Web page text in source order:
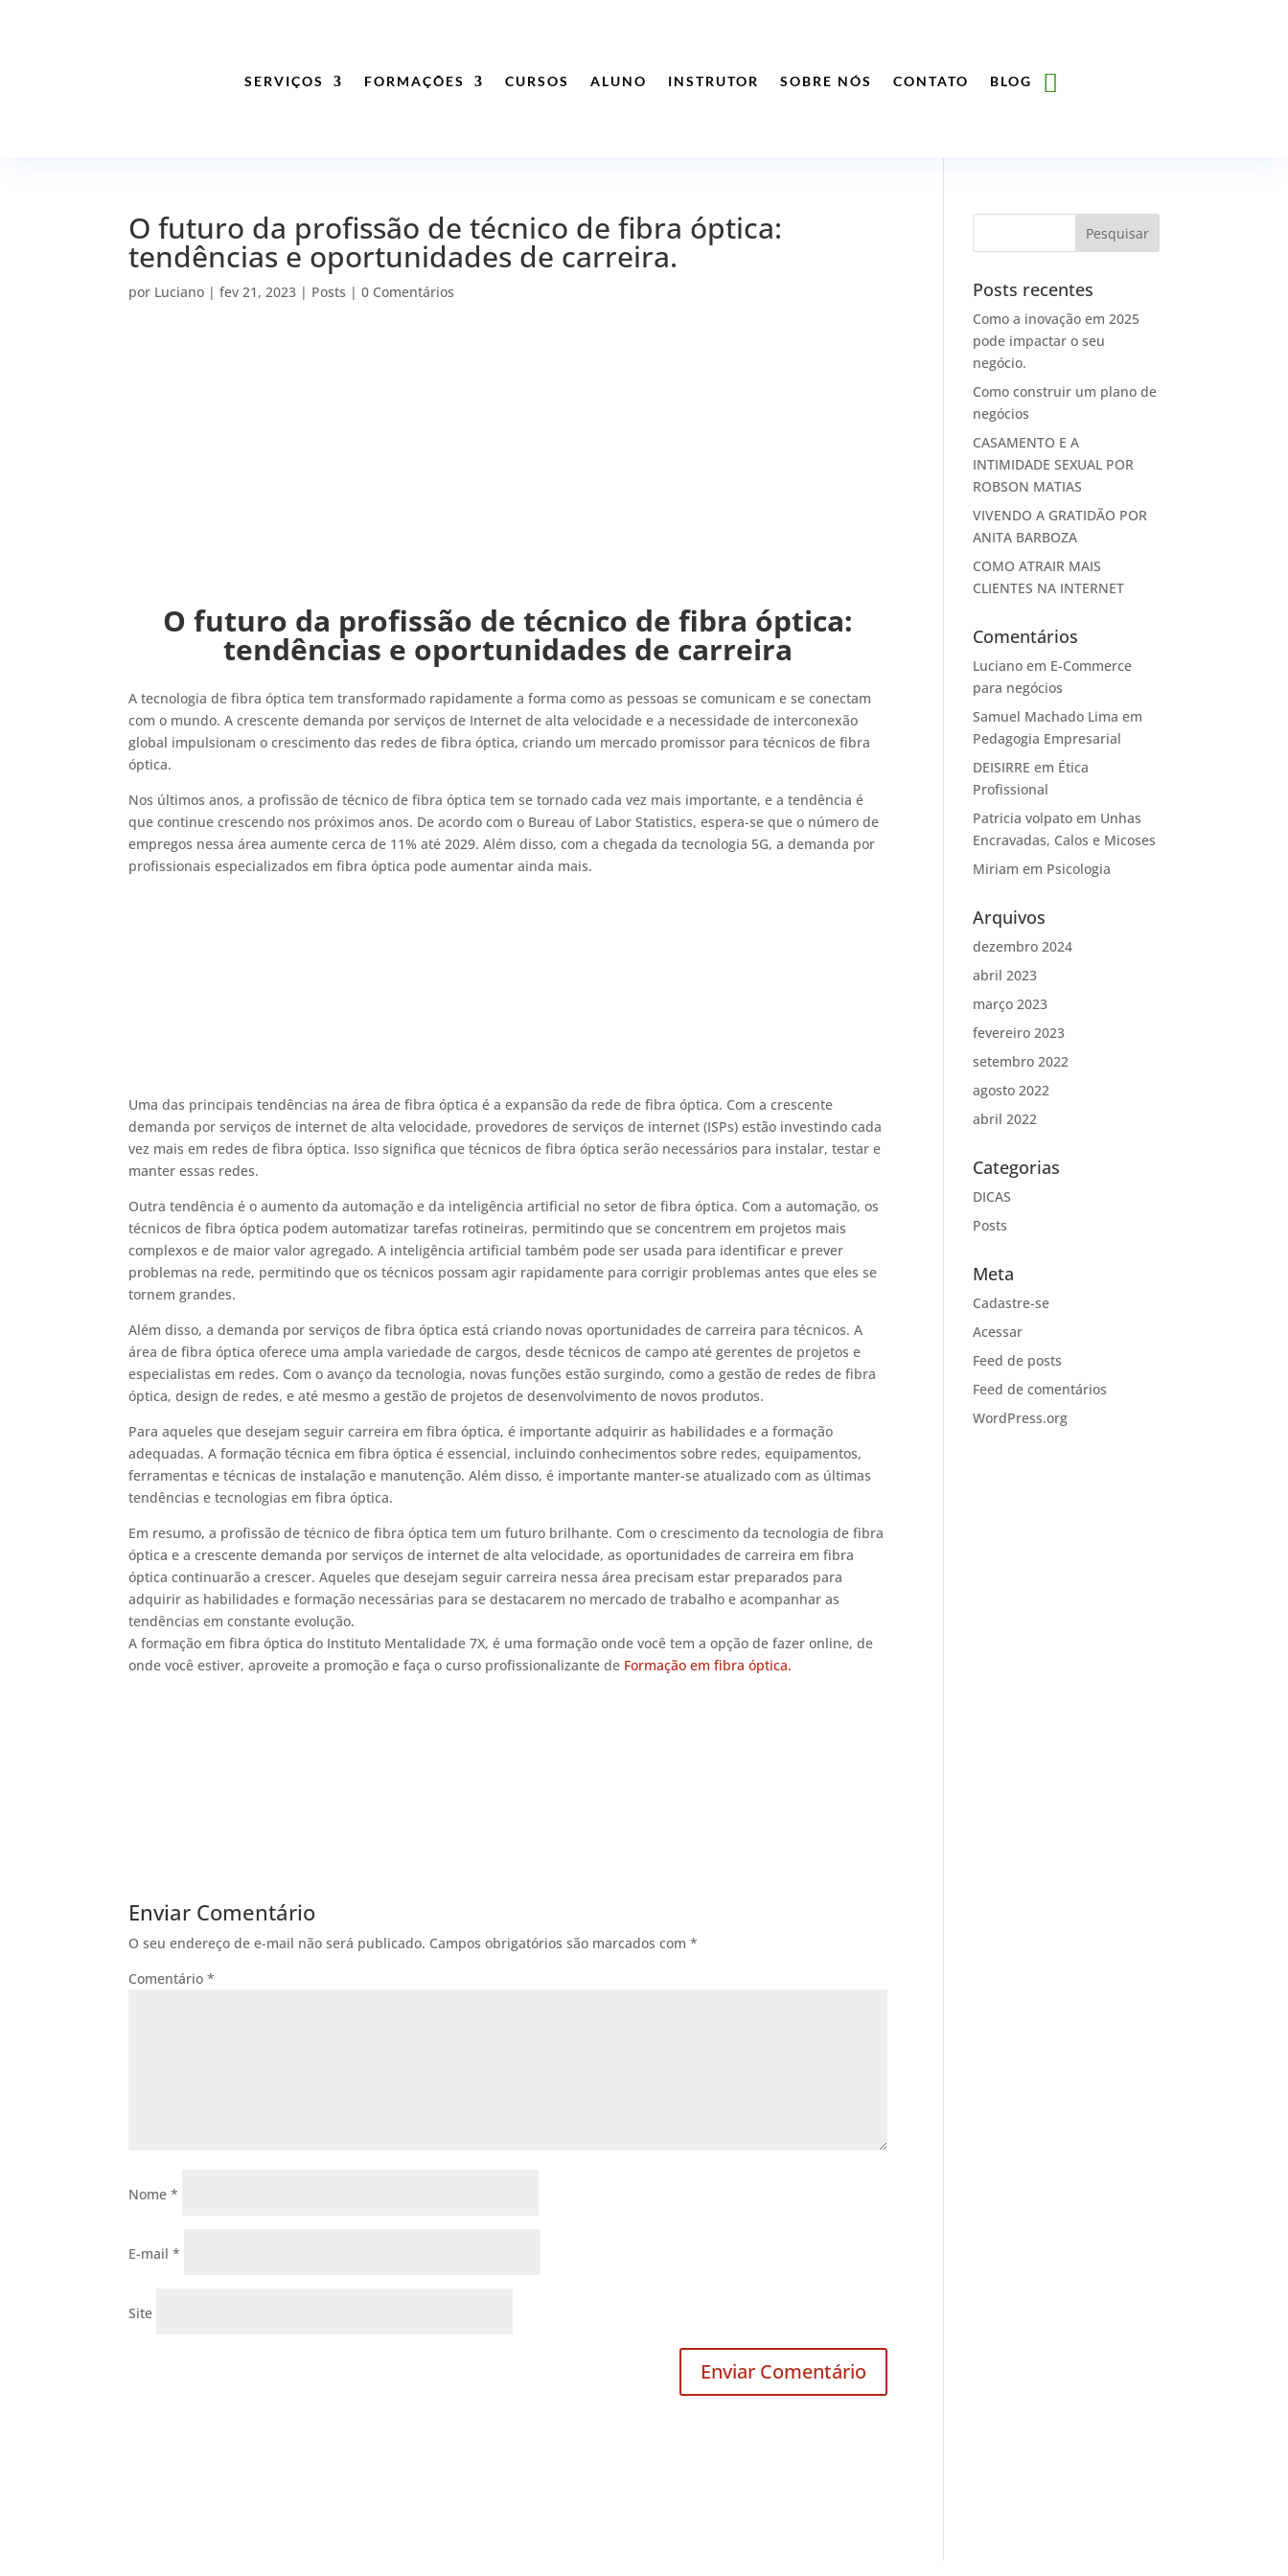
SERVIÇOS FORMAÇÕES CURSOS ALUNO INSTRUTOR SOBRE NÓS CONTATO BLOG
O futuro da profissão de técnico de fibra óptica:
tendências e oportunidades de carreira.
por Luciano |fev 21, 2023 | Posts |0 Comentários
O futuro da profissão de técnico de fibra óptica:
tendências e oportunidades de carreira
A tecnologia de fibra óptica tem transformado rapidamente a forma como as pessoas se comunicam e se conectam
com o mundo. A crescente demanda por serviços de Internet de alta velocidade e a necessidade de interconexão
global impulsionam o crescimento das redes de fibra óptica, criando um mercado promissor para técnicos de fibra
óptica.
Nos últimos anos, a profissão de técnico de fibra óptica tem se tornado cada vez mais importante, e a tendência é
que continue crescendo nos próximos anos. De acordo com o Bureau of Labor Statistics, espera-se que o número de
empregos nessa área aumente cerca de 11% até 2029. Além disso, com a chegada da tecnologia 5G, a demanda por
profissionais especializados em fibra óptica pode aumentar ainda mais.
Uma das principais tendências na área de fibra óptica é a expansão da rede de fibra óptica. Com a crescente
demanda por serviços de internet de alta velocidade, provedores de serviços de internet (ISPs) estão investindo cada
vez mais em redes de fibra óptica. Isso significa que técnicos de fibra óptica serão necessários para instalar, testar e
manter essas redes.
Outra tendência é o aumento da automação e da inteligência artificial no setor de fibra óptica. Com a automação, os
técnicos de fibra óptica podem automatizar tarefas rotineiras, permitindo que se concentrem em projetos mais
complexos e de maior valor agregado. A inteligência artificial também pode ser usada para identificar e prever
problemas na rede, permitindo que os técnicos possam agir rapidamente para corrigir problemas antes que eles se
tornem grandes.
Além disso, a demanda por serviços de fibra óptica está criando novas oportunidades de carreira para técnicos. A
área de fibra óptica oferece uma ampla variedade de cargos, desde técnicos de campo até gerentes de projetos e
especialistas em redes. Com o avanço da tecnologia, novas funções estão surgindo, como a gestão de redes de fibra
óptica, design de redes, e até mesmo a gestão de projetos de desenvolvimento de novos produtos.
Para aqueles que desejam seguir carreira em fibra óptica, é importante adquirir as habilidades e a formação
adequadas. A formação técnica em fibra óptica é essencial, incluindo conhecimentos sobre redes, equipamentos,
ferramentas e técnicas de instalação e manutenção. Além disso, é importante manter-se atualizado com as últimas
tendências e tecnologias em fibra óptica.
Em resumo, a profissão de técnico de fibra óptica tem um futuro brilhante. Com o crescimento da tecnologia de fibra
óptica e a crescente demanda por serviços de internet de alta velocidade, as oportunidades de carreira em fibra
óptica continuarão a crescer. Aqueles que desejam seguir carreira nessa área precisam estar preparados para
adquirir as habilidades e formação necessárias para se destacarem no mercado de trabalho e acompanhar as
tendências em constante evolução.
A formação em fibra óptica do Instituto Mentalidade 7X, é uma formação onde você tem a opção de fazer online, de
onde você estiver, aproveite a promoção e faça o curso profissionalizante de Formação em fibra óptica.
Enviar Comentário
O seu endereço de e-mail não será publicado. Campos obrigatórios são marcados com*
Comentário*
Nome*
E-mail*
Site
Posts recentes
Como a inovação em 2025
pode impactar o seu
negócio.
Como construir um plano de
negócios
CASAMENTO E A
INTIMIDADE SEXUAL POR
ROBSON MATIAS
VIVENDO A GRATIDÃO POR
ANITA BARBOZA
COMO ATRAIR MAIS
CLIENTES NA INTERNET
Comentários
Luciano em E-Commerce
para negócios
Samuel Machado Lima em
Pedagogia Empresarial
DEISIRRE em Ética
Profissional
Patricia volpato em Unhas
Encravadas, Calos e Micoses
Miriam em Psicologia
Arquivos
dezembro 2024
abril 2023
março 2023
fevereiro 2023
setembro 2022
agosto 2022
abril 2022
Categorias
DICAS
Posts
Meta
Cadastre-se
Acessar
Feed de posts
Feed de comentários
WordPress.org